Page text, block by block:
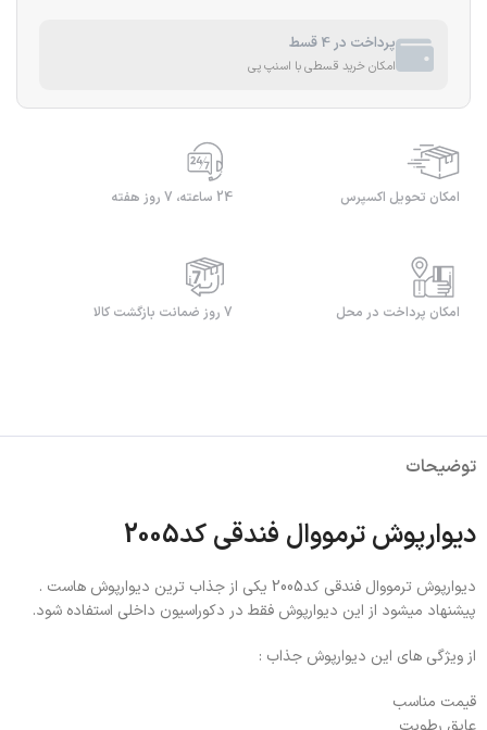
پرداخت در 4 قسط
امکان خرید قسطی با اسنپ پی
امکان تحویل اکسپرس 24 ساعته، 7 روز هفته
امکان پرداخت در محل 7 روز ضمانت بازگشت کالا
توضیحات
دیوارپوش ترمووال فندقی کد2005
دیوارپوش ترمووال فندقی کد2005 یکی از جذاب ترین دیوارپوش هاست .
پیشنهاد میشود از این دیوارپوش فقط در دکوراسیون داخلی استفاده شود.
از ویژگی های این دیوارپوش جذاب :
قیمت مناسب